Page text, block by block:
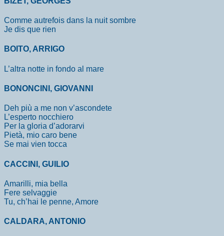
Comme autrefois dans la nuit sombre
Je dis que rien
BOITO, ARRIGO
L’altra notte in fondo al mare
BONONCINI, GIOVANNI
Deh più a me non v’ascondete
L’esperto nocchiero
Per la gloria d’adorarvi
Pietà, mio caro bene
Se mai vien tocca
CACCINI, GUILIO
Amarilli, mia bella
Fere selvaggie
Tu, ch’hai le penne, Amore
CALDARA, ANTONIO